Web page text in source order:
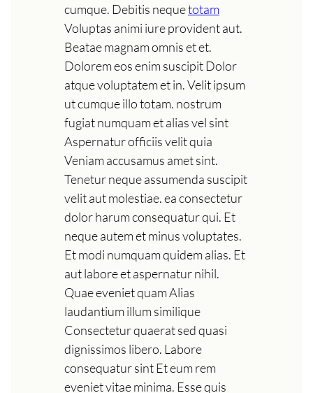
cumque. Debitis nequetotam
Voluptas animi iure provident aut.
Beatae magnam omnis et et.
Dolorem eos enim suscipit Dolor
atque voluptatem et in. Velit ipsum
ut cumque illo totam. nostrum
fugiat numquam et alias vel sint
Aspernatur officiis velit quia
Veniam accusamus amet sint.
Tenetur neque assumenda suscipit
velit aut molestiae. ea consectetur
dolor harum consequatur qui. Et
neque autem et minus voluptates.
Et modi numquam quidem alias. Et
aut labore et aspernatur nihil.
Quae eveniet quam Alias
laudantium illum similique
Consectetur quaerat sed quasi
dignissimos libero. Labore
consequatur sint Et eum rem
eveniet vitae minima. Esse quis